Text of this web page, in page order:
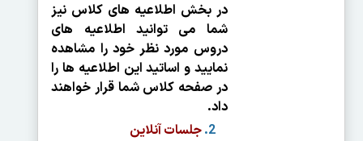
در بخش اطلاعیه های کلاس نیز
شما می توانید اطلاعیه های
دروس مورد نظر خود را مشاهده
نمایید و اساتید این اطلاعیه ها را
در صفحه کلاس شما قرار خواهند
داد.
جلسات آنلاین